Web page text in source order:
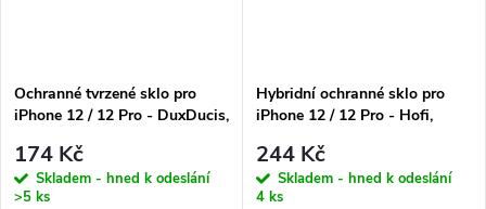
Ochranné tvrzené sklo pro
iPhone 12 / 12 Pro - DuxDucis,
174 Kč
Skladem - hned k odeslání
>5 ks
Hybridní ochranné sklo pro
iPhone 12 / 12 Pro - Hofi,
244 Kč
Skladem - hned k odeslání
4 ks